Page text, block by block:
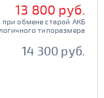
13 800 руб.
при обмене старой АКБ
типоразмера
14 300 руб.